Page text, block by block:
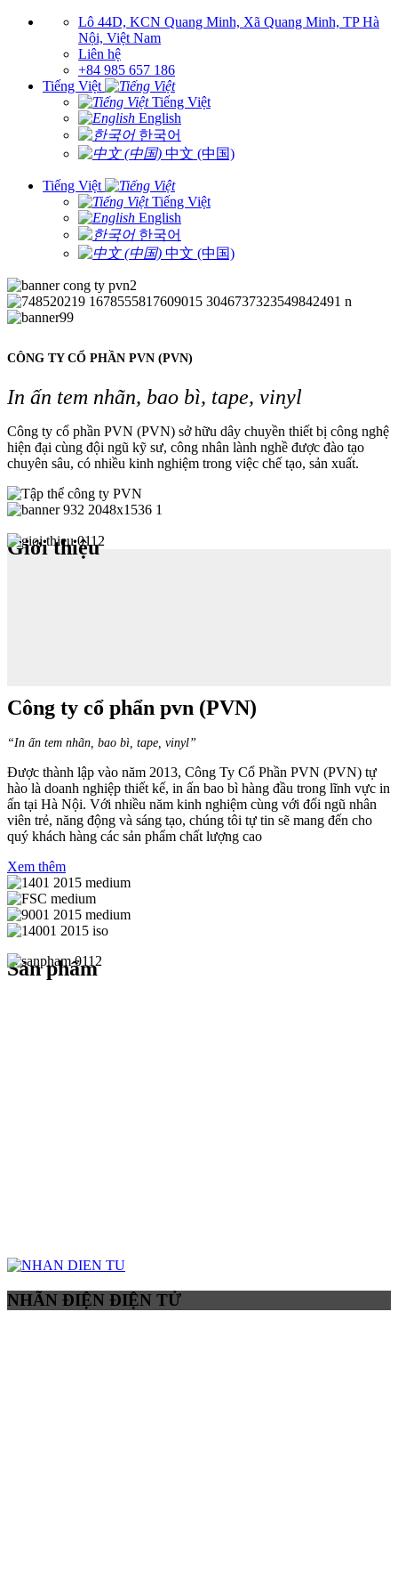
Lô 44D, KCN Quang Minh, Xã Quang Minh, TP Hà
Nội, Việt Nam
Liên hệ
+84 985 657 186
Tiếng Việt
Tiếng Việt
English
한국어
中文 (中国)
Tiếng Việt
Tiếng Việt
English
한국어
中文 (中国)
CÔNG TY CỔ PHẦN PVN (PVN)
In ấn tem nhãn, bao bì, tape, vinyl
Công ty cổ phần PVN (PVN) sở hữu dây chuyền thiết bị công nghệ
hiện đại cùng đội ngũ kỹ sư, công nhân lành nghề được đào tạo
chuyên sâu, có nhiều kinh nghiệm trong việc chế tạo, sản xuất.
Giới thiệu
Công ty cổ phẩn pvn (PVN)
“In ấn tem nhãn, bao bì, tape, vinyl”
Được thành lập vào năm 2013, Công Ty Cổ Phần PVN (PVN) tự
hào là doanh nghiệp thiết kế, in ấn bao bì hàng đầu trong lĩnh vực in
ấn tại Hà Nội. Với nhiều năm kinh nghiệm cùng với đối ngũ nhân
viên trẻ, năng động và sáng tạo, chúng tôi tự tin sẽ mang đến cho
quý khách hàng các sản phẩm chất lượng cao
Xem thêm
Sản phẩm
NHÃN ĐIỆN ĐIỆN TỬ